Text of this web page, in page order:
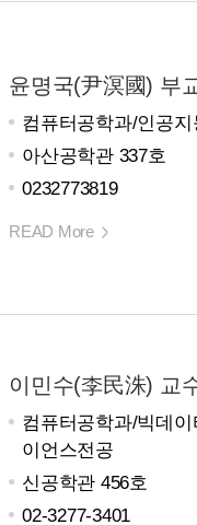
윤명국(尹溟國) 부
컴퓨터공학과/인공
아산공학관 337호
0232773819
READ More
이민수(李民洙) 교
컴퓨터공학과/빅데
이언스전공
신공학관 456호
02-3277-3401